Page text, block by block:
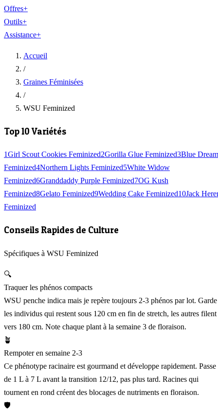
Offres+
Outils+
Assistance+
Accueil
/
Graines Féminisées
/
WSU Feminized
Top 10 Variétés
1Girl Scout Cookies Feminized2Gorilla Glue Feminized3Blue Dream
Feminized4Northern Lights Feminized5White Widow
Feminized6Granddaddy Purple Feminized7OG Kush
Feminized8Gelato Feminized9Wedding Cake Feminized10Jack
Feminized
Conseils Rapides de Culture
Spécifiques à WSU Feminized
🔍
Traquer les phénos compacts
WSU penche indica mais je repère toujours 2-3 phénos par lot. Garde
les individus qui restent sous 120 cm en fin de stretch, les autres filent
vers 180 cm. Note chaque plant à la semaine 3 de floraison.
🪴
Rempoter en semaine 2-3
Ce phénotype racinaire est gourmand et développe rapidement. Passe
de 1 L à 7 L avant la transition 12/12, pas plus tard. Racines qui
tournent en rond créent des blocages de nutriments en floraison.
🛡️